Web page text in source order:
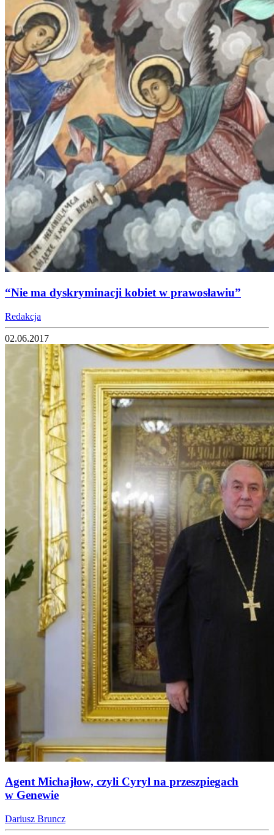
“Nie ma dyskryminacji kobiet w prawosławiu”
Redakcja
02.06.2017
Agent Michajłow, czyli Cyryl na przeszpiegach
w Genewie
Dariusz Bruncz